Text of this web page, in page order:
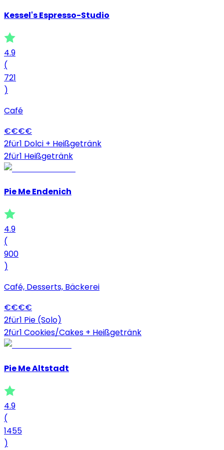
Kessel's Espresso-Studio
4.9
(
721
)
Café
€€€€
2für1 Dolci + Heißgetränk
2für1 Heißgetränk
Pie Me Endenich
4.9
(
900
)
Café, Desserts, Bäckerei
€€€€
2für1 Pie (Solo)
2für1 Cookies/Cakes + Heißgetränk
Pie Me Altstadt
4.9
(
1455
)